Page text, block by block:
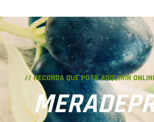
// RECORDA QUE POTS ADQUIRIR